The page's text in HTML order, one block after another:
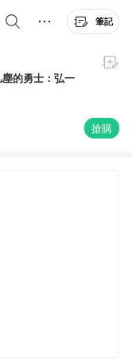
筆記
的勇士：弘一
搶購